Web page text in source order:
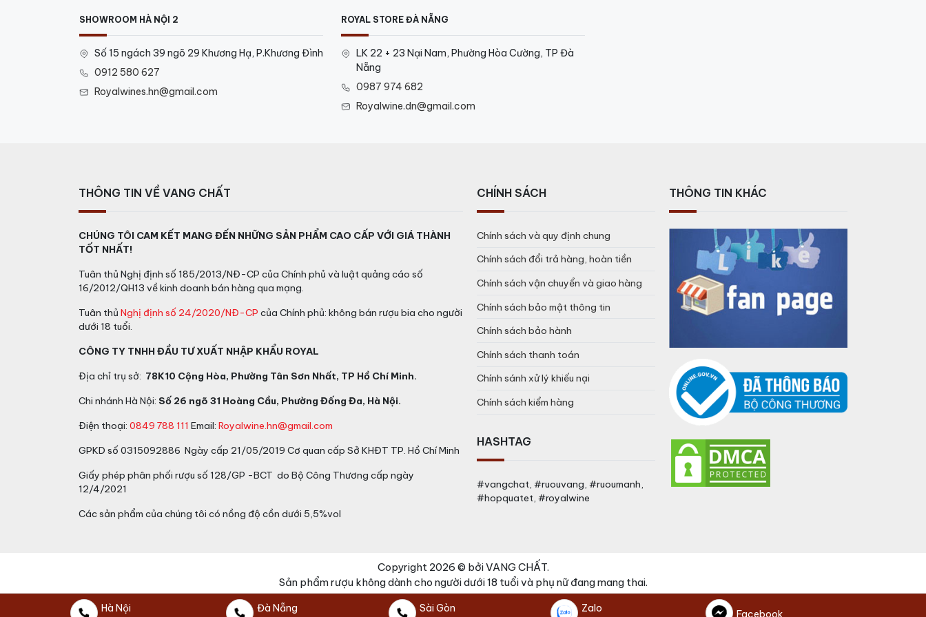
SHOWROOM HÀ NỘI 2
Số 15 ngách 39 ngõ 29 Khương Hạ, P.Khương Đình
0912 580 627
Royalwines.hn@gmail.com
ROYAL STORE ĐÀ NẴNG
LK 22 + 23 Nại Nam, Phường Hòa Cường, TP Đà
Nẵng
0987 974 682
Royalwine.dn@gmail.com
THÔNG TIN VỀ VANG CHẤT
CHÚNG TÔI CAM KẾT MANG ĐẾN NHỮNG SẢN PHẨM CAO CẤP VỚI GIÁ THÀNH
TỐT NHẤT!
Tuân thủ Nghị định số 185/2013/NĐ-CP của Chính phủ và luật quảng cáo số
16/2012/QH13 về kinh doanh bán hàng qua mạng.
Tuân thủ Nghị định số 24/2020/NĐ-CP của Chính phủ: không bán rượu bia cho người
dưới 18 tuổi.
CÔNG TY TNHH ĐẦU TƯ XUẤT NHẬP KHẨU ROYAL
Địa chỉ trụ sở: 78K10 Cộng Hòa, Phường Tân Sơn Nhất, TP Hồ Chí Minh.
Chi nhánh Hà Nội: Số 26 ngõ 31 Hoàng Cầu, Phường Đống Đa, Hà Nội.
Điện thoại: 0849 788 111 Email: Royalwine.hn@gmail.com
GPKD số 0315092886 Ngày cấp 21/05/2019 Cơ quan cấp Sở KHĐT TP. Hồ Chí Minh
Giấy phép phân phối rượu số 128/GP -BCT do Bộ Công Thương cấp ngày
12/4/2021
Các sản phẩm của chúng tôi có nồng độ cồn dưới 5,5%vol
CHÍNH SÁCH
Chính sách và quy định chung
Chính sách đổi trả hàng, hoàn tiền
Chính sách vận chuyển và giao hàng
Chính sách bảo mật thông tin
Chính sách bảo hành
Chính sách thanh toán
Chính sánh xử lý khiếu nại
Chính sách kiểm hàng
HASHTAG
#vangchat, #ruouvang, #ruoumanh,
#hopquatet, #royalwine
THÔNG TIN KHÁC
Copyright 2026 © bởi VANG CHẤT.
Sản phẩm rượu không dành cho người dưới 18 tuổi và phụ nữ đang mang thai.
Hà Nội Đà Nẵng Sài Gòn Zalo Facebook